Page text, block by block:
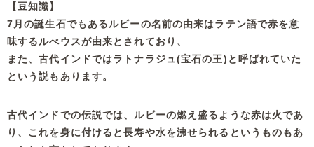
【豆知識】
7月の誕生石でもあるルビーの名前の由来はラテン語で赤を意
味するルべウスが由来とされており、
また、古代インドではラトナラジュ(宝石の王)と呼ばれていた
という説もあります。
古代インドでの伝説では、ルビーの燃え盛るような赤は火であ
り、これを身に付けると長寿や水を沸せられるというものもあ